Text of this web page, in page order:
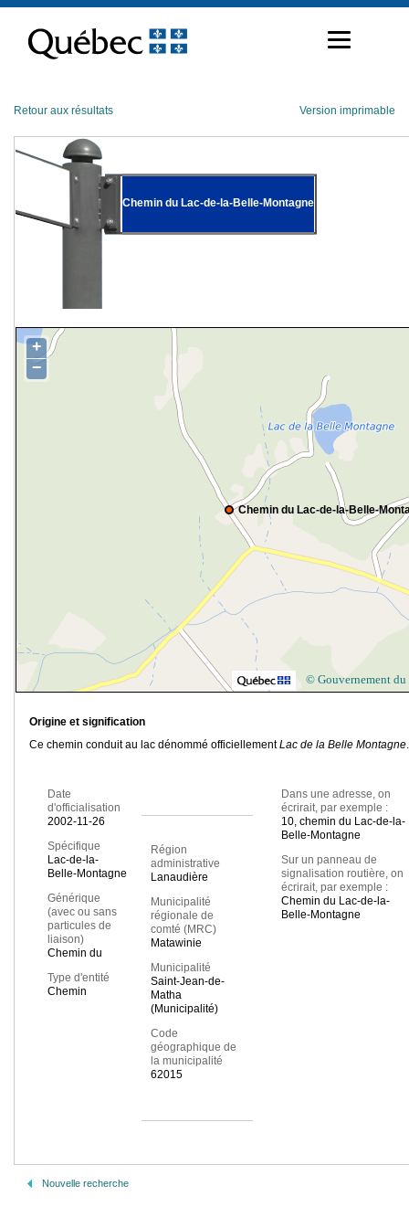
contenu
Retour aux résultats Version imprimable
Chemin du Lac-de-la-Belle-Montagne
Chemin du Lac-de-la-Belle-
+
−
© Gouvernement du
Origine et signification
Ce chemin conduit au lac dénommé officiellementLac de la Belle Montagne.
Date
d'officialisation
2002-11-26
Spécifique
Lac-de-la-
Belle-Montagne
Générique
(avec ou sans
particules de
liaison)
Chemin du
Type d'entité
Chemin
Région
administrative
Lanaudière
Municipalité
régionale de
comté (MRC)
Matawinie
Municipalité
Saint-Jean-de-
Matha
(Municipalité)
Code
géographique de
la municipalité
62015
Dans une adresse, on
écrirait, par exemple :
10, chemin du Lac-de-la-
Belle-Montagne
Sur un panneau de
signalisation routière, on
écrirait, par exemple :
Chemin du Lac-de-la-
Belle-Montagne
Nouvelle recherche